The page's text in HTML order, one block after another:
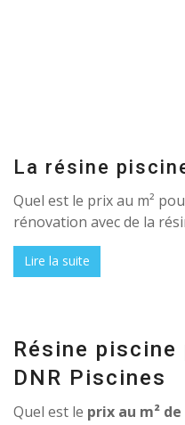
La résine
Quel est le prix au m²
rénovation avec de la
Lire la suite
Résine piscine
DNR Piscines
Quel est le prix au m²